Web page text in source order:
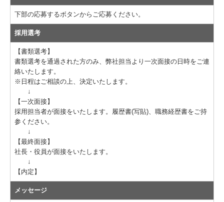
下部の応募するボタンからご応募ください。
採用選考
【書類選考】
書類選考を通過された方のみ、弊社担当より一次面接の日時をご連
絡いたします。
※日程はご相談の上、決定いたします。
↓
【一次面接】
採用担当者が面接をいたします。履歴書(写貼)、職務経歴書をご持
参ください。
↓
【最終面接】
社長・役員が面接をいたします。
↓
【内定】
メッセージ